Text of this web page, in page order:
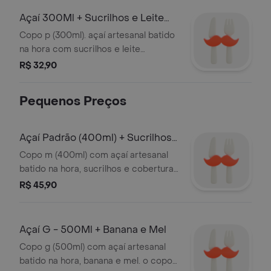
enviamos os acompanhamentos
separados. a promoção considera os
preços dos acompanhamentos pagos
individualmente. não é possível alterar
a montagem do copo, nem os
imagens ilustrativas.
Açaí 300Ml + Sucrilhos e Leite
Condensado
Copo p (300ml). açaí artesanal batido
na hora com sucrilhos e leite
condensado. o copo ira tampado com
acompanhamentos separados. a
acompanhamentos pagos
individualmente. não é possível alterar
a montagem do copo, nem os
complementos pré-definidos.
imagens ilustrativas.
R$ 32,90
Pequenos Preços
Açaí Padrão (400ml) + Sucrilhos
e Cobertura de Morango
Copo m (400ml) com açaí artesanal
batido na hora, sucrilhos e cobertura
de morango. o copo ira tampado com
acompanhamentos separados. a
promoção considera os preços dos
acompanhamentos pagos
individualmente. não é possível alterar
R$ 45,90
Açaí G - 500Ml + Banana e Mel
Copo g (500ml) com açaí artesanal
batido na hora, banana e mel. o copo